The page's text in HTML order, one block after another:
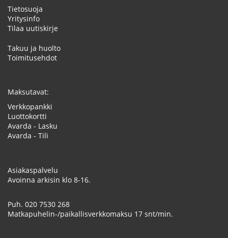
Tietosuoja
Yritysinfo
Tilaa uutiskirje
Takuu ja huolto
Toimitusehdot
Maksutavat:
Verkkopankki
Luottokortti
Avarda - Lasku
Avarda - Tili
Asiakaspalvelu
Avoinna arkisin klo 8-16.
Puh. 020 7530 268
Matkapuhelin-/paikallisverkkomaksu 17 snt/min.